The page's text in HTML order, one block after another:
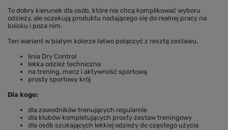
To dobry kierunek dla osób, które nie chcą komplikować wyboru
odzieży, ale oczekują produktu nadającego się do realnej pracy na
boisku i poza nim.
Ten wariant w białym kolorze łatwo połączyć z resztą zestawu.
linia Dry Control
lekka odzież techniczna
na trening, mecz i aktywność sportową
prosty sportowy krój
Dla kogo:
dla zawodników trenujących regularnie
dla klubów kompletujących prosty zestaw treningowy
dla osób szukających lekkiej odzieży do częstego użycia